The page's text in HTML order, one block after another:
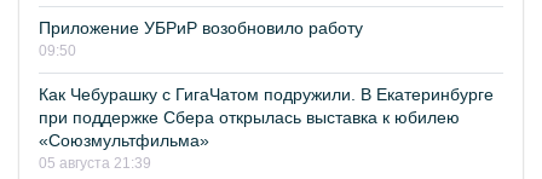
Приложение УБРиР возобновило работу
09:50
Как Чебурашку с ГигаЧатом подружили. В Екатеринбурге
при поддержке Сбера открылась выставка к юбилею
«Союзмультфильма»
05 августа 21:39